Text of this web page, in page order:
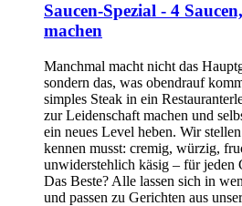
Saucen-Spezial - 4
machen
Manchmal macht nicht das
sondern das, was obendrauf
simples Steak in ein
zur Leidenschaft machen und
ein neues Level heben. Wir
kennen musst: cremig, würzig,
unwiderstehlich käsig – für jeden
Das Beste? Alle lassen sich in
und passen zu Gerichten aus